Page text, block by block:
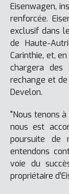
Eisenwagen,
renforcée.
exclusif dans
de Haute-
Carinthie, et,
chargera des
rechange et
Develon.
"Nous tenons
nous est
poursuite de
entendons
voie du
propriétaire